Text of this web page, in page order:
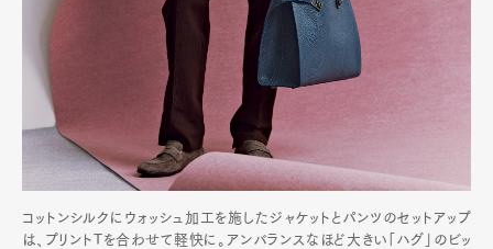
コットンシルクにウォッシュ加工を施したジャケットとパンツのセットアップ
は、プリントTを合わせて軽快に。アンバランスなほど大きい「ハグ」のビッ